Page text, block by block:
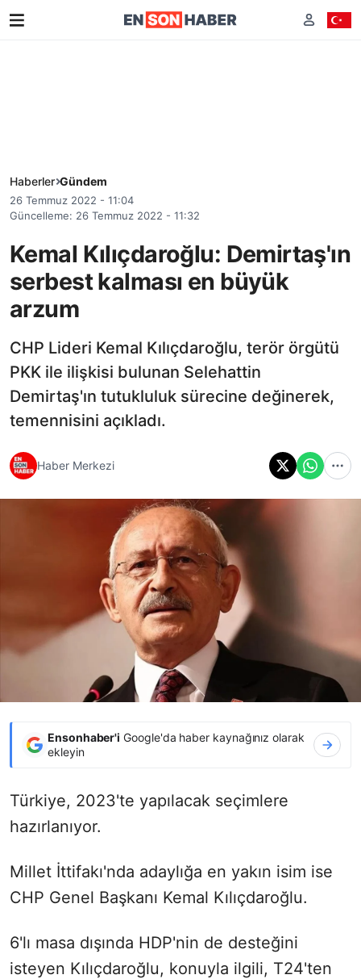
Haberler Gündem
26 Temmuz 2022 - 11:04
Güncelleme: 26 Temmuz 2022 - 11:32
Kemal Kılıçdaroğlu: Demirtaş'ın
serbest kalması en büyük
arzum
CHP Lideri Kemal Kılıçdaroğlu, terör örgütü
PKK ile ilişkisi bulunan Selehattin
Demirtaş'ın tutukluluk sürecine değinerek,
temennisini açıkladı.
Haber Merkezi
Ensonhaber'i Google'da haber kaynağınız olarak
ekleyin
Türkiye, 2023'te yapılacak seçimlere
hazırlanıyor.
Millet İttifakı'nda adaylığa en yakın isim ise
CHP Genel Başkanı Kemal Kılıçdaroğlu.
6'lı masa dışında HDP'nin de desteğini
isteyen Kılıçdaroğlu, konuyla ilgili, T24'ten